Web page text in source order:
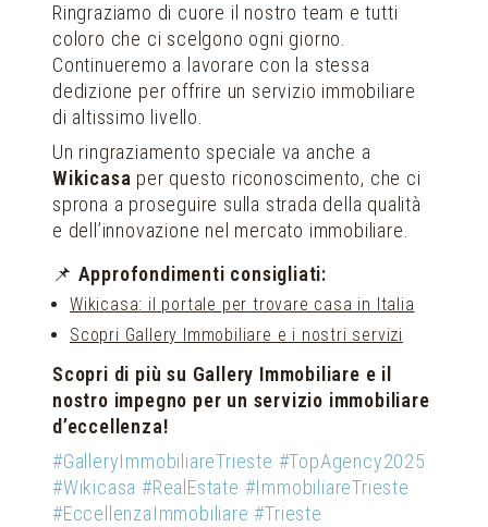
Ringraziamo di cuore il nostro team e tutti
coloro che ci scelgono ogni giorno.
Continueremo a lavorare con la stessa
dedizione per offrire un servizio immobiliare
di altissimo livello.
Un ringraziamento speciale va anche a
Wikicasa per questo riconoscimento, che ci
sprona a proseguire sulla strada della qualità
e dell’innovazione nel mercato immobiliare.
📌 Approfondimenti consigliati:
Wikicasa: il portale per trovare casa in Italia
Scopri Gallery Immobiliare e i nostri servizi
Scopri di più su Gallery Immobiliare e il
nostro impegno per un servizio immobiliare
d’eccellenza!
#GalleryImmobiliareTrieste #TopAgency2025
#Wikicasa #RealEstate #ImmobiliareTrieste
#EccellenzaImmobiliare #Trieste